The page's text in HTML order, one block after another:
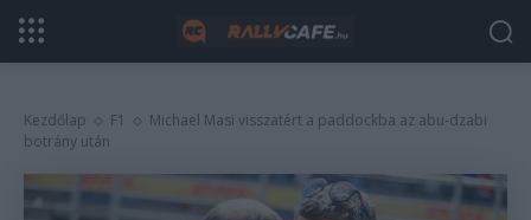
Kezdőlap F1
Michael Masi visszatért a paddockba az abu-dzabi
botrány után